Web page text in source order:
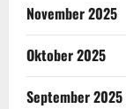
November 2025
Oktober 2025
September 2025